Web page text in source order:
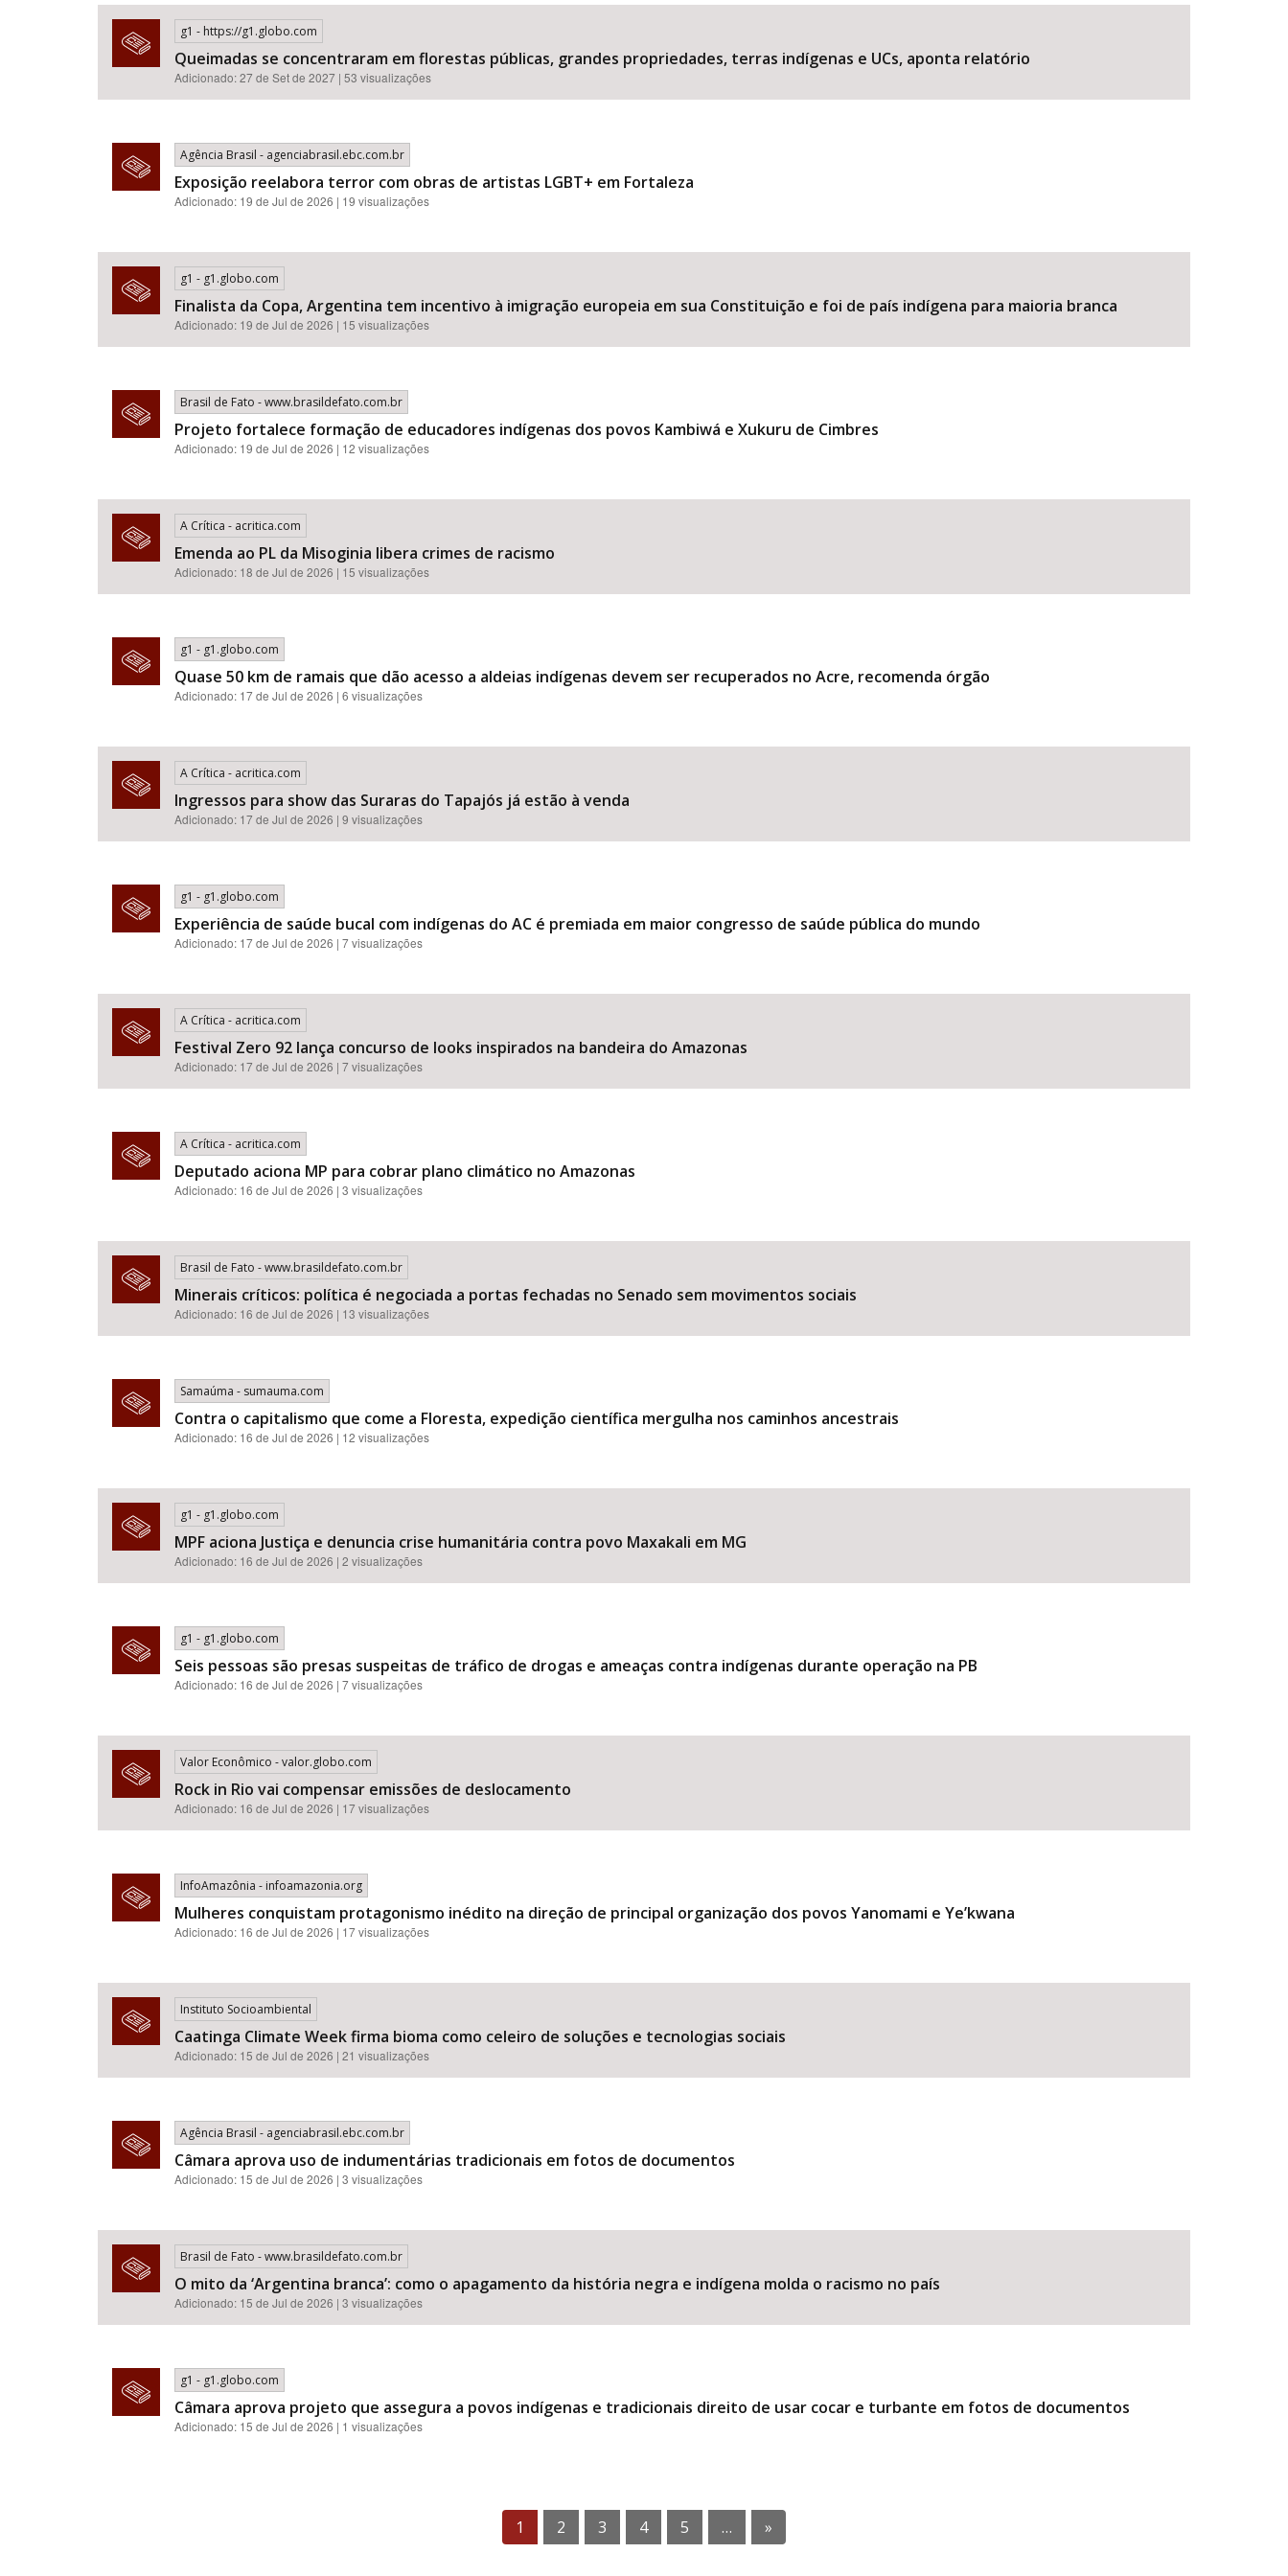
g1 - https://g1.globo.com
Queimadas se concentraram em florestas públicas, grandes propriedades, terras indígenas e UCs, aponta relatório
Adicionado: 27 de Set de 2027 | 53 visualizações
Agência Brasil - agenciabrasil.ebc.com.br
Exposição reelabora terror com obras de artistas LGBT+ em Fortaleza
Adicionado: 19 de Jul de 2026 | 19 visualizações
g1 - g1.globo.com
Finalista da Copa, Argentina tem incentivo à imigração europeia em sua Constituição e foi de país indígena para maioria branca
Adicionado: 19 de Jul de 2026 | 15 visualizações
Brasil de Fato - www.brasildefato.com.br
Projeto fortalece formação de educadores indígenas dos povos Kambiwá e Xukuru de Cimbres
Adicionado: 19 de Jul de 2026 | 12 visualizações
A Crítica - acritica.com
Emenda ao PL da Misoginia libera crimes de racismo​​​​​​​​​​​​​​​​​​​​​​​​​​​​​​​​​​​​​​​​​​
Adicionado: 18 de Jul de 2026 | 15 visualizações
g1 - g1.globo.com
Quase 50 km de ramais que dão acesso a aldeias indígenas devem ser recuperados no Acre, recomenda órgão
Adicionado: 17 de Jul de 2026 | 6 visualizações
A Crítica - acritica.com
Ingressos para show das Suraras do Tapajós já estão à venda
Adicionado: 17 de Jul de 2026 | 9 visualizações
g1 - g1.globo.com
Experiência de saúde bucal com indígenas do AC é premiada em maior congresso de saúde pública do mundo
Adicionado: 17 de Jul de 2026 | 7 visualizações
A Crítica - acritica.com
Festival Zero 92 lança concurso de looks inspirados na bandeira do Amazonas
Adicionado: 17 de Jul de 2026 | 7 visualizações
A Crítica - acritica.com
Deputado aciona MP para cobrar plano climático no Amazonas
Adicionado: 16 de Jul de 2026 | 3 visualizações
Brasil de Fato - www.brasildefato.com.br
Minerais críticos: política é negociada a portas fechadas no Senado sem movimentos sociais
Adicionado: 16 de Jul de 2026 | 13 visualizações
Samaúma - sumauma.com
Contra o capitalismo que come a Floresta, expedição científica mergulha nos caminhos ancestrais
Adicionado: 16 de Jul de 2026 | 12 visualizações
g1 - g1.globo.com
MPF aciona Justiça e denuncia crise humanitária contra povo Maxakali em MG
Adicionado: 16 de Jul de 2026 | 2 visualizações
g1 - g1.globo.com
Seis pessoas são presas suspeitas de tráfico de drogas e ameaças contra indígenas durante operação na PB
Adicionado: 16 de Jul de 2026 | 7 visualizações
Valor Econômico - valor.globo.com
Rock in Rio vai compensar emissões de deslocamento
Adicionado: 16 de Jul de 2026 | 17 visualizações
InfoAmazônia - infoamazonia.org
Mulheres conquistam protagonismo inédito na direção de principal organização dos povos Yanomami e Ye’kwana
Adicionado: 16 de Jul de 2026 | 17 visualizações
Instituto Socioambiental
Caatinga Climate Week firma bioma como celeiro de soluções e tecnologias sociais
Adicionado: 15 de Jul de 2026 | 21 visualizações
Agência Brasil - agenciabrasil.ebc.com.br
Câmara aprova uso de indumentárias tradicionais em fotos de documentos
Adicionado: 15 de Jul de 2026 | 3 visualizações
Brasil de Fato - www.brasildefato.com.br
O mito da ‘Argentina branca’: como o apagamento da história negra e indígena molda o racismo no país
Adicionado: 15 de Jul de 2026 | 3 visualizações
g1 - g1.globo.com
Câmara aprova projeto que assegura a povos indígenas e tradicionais direito de usar cocar e turbante em fotos de documentos
Adicionado: 15 de Jul de 2026 | 1 visualizações
1 2 3 4 5 … »